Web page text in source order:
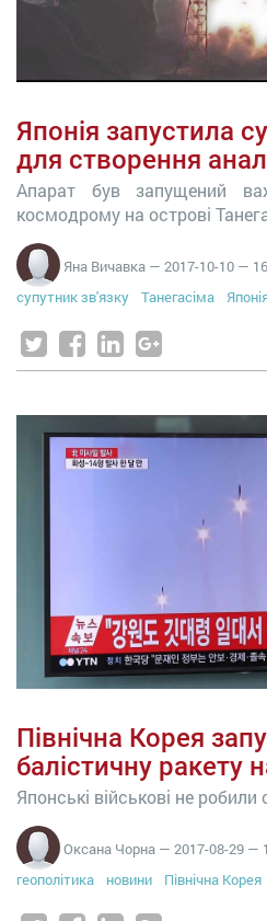
Японія запустила
для створення
Апарат був запущений
космодрому на острові
Яна Вичавка — 2017-10-10 —
супутник зв'язку
Танегасіма
Північна Корея
балістичну ракету
Японські військові не
Оксана Чорна — 2017-08-29 —
геополітика
новини Північна Корея